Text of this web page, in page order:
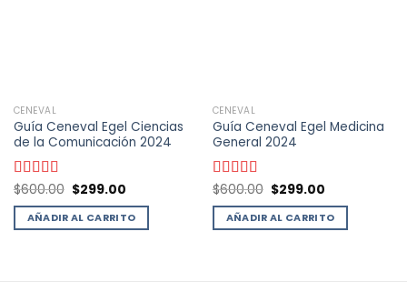
CENEVAL
Guía Ceneval Egel Ciencias
de la Comunicación 2024
Valorado
con5.00de
$600.00 El
original
era:
$299.00El
actual
es:
AÑADIR AL CARRITO
CENEVAL
Guía Ceneval Egel Medicina
General 2024
Valorado
con4.96de
$600.00 El
original
era:
$299.00El
actual
es:
AÑADIR AL CARRITO